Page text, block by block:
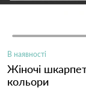
В наявності
Жіночі
кольори